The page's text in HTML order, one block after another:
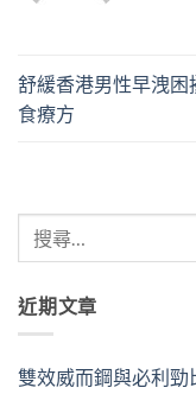
舒緩香港男性早洩困
食療方
近期文章
雙效威而鋼與必利